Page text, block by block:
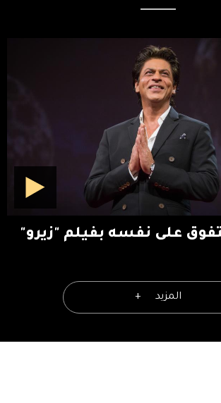
على نفسه بفيلم "زيرو"
المزيد